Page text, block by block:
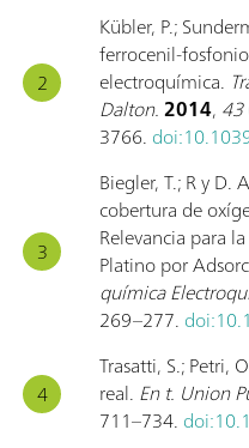
Kübler, P.;
ferrocenil-
electroquímica.
Dalton.2014, 43
3766.
Biegler, T.; R y D.
cobertura de
Relevancia para
Platino por
química
269–277.
Trasatti, S.; Petri,
real. En t. Union
711–734.